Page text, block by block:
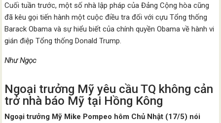
Cuối tuần trước, một số nhà lập pháp của Đảng Cộng hòa cũng
đã kêu gọi tiến hành một cuộc điều tra đối với cựu Tổng thống
Barack Obama và sự hiểu biết của chính quyền Obama về hành vi
gián điệp Tổng thống Donald Trump.
Như Ngọc
Ngoại trưởng Mỹ yêu cầu TQ không cản
trở nhà báo Mỹ tại Hồng Kông
Ngoại trưởng Mỹ Mike Pompeo hôm Chủ Nhật (17/5) nói